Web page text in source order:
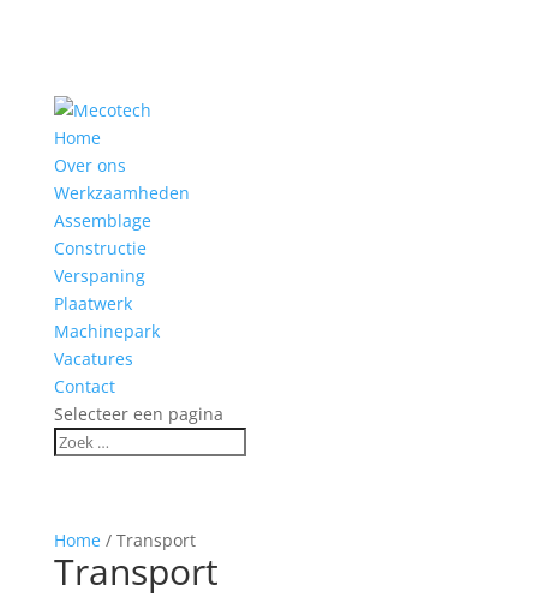
Home
Over ons
Werkzaamheden
Assemblage
Constructie
Verspaning
Plaatwerk
Machinepark
Vacatures
Contact
Selecteer een pagina
Home/ Transport
Transport